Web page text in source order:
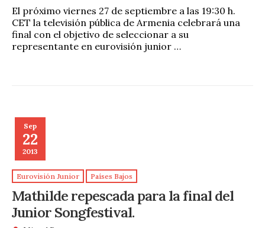
El próximo viernes 27 de septiembre a las 19:30 h.
CET la televisión pública de Armenia celebrará una
final con el objetivo de seleccionar a su
representante en eurovisión junior …
Sep
22
2013
Eurovisión Junior Países Bajos
Mathilde repescada para la final del
Junior Songfestival.